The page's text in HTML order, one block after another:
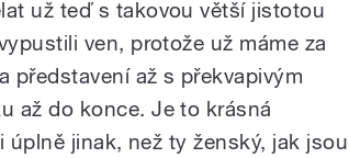
už teď s takovou větší jistotou
ven, protože už máme za
představení až s překvapivým
až do konce. Je to krásná
jinak, než ty ženský, jak jsou